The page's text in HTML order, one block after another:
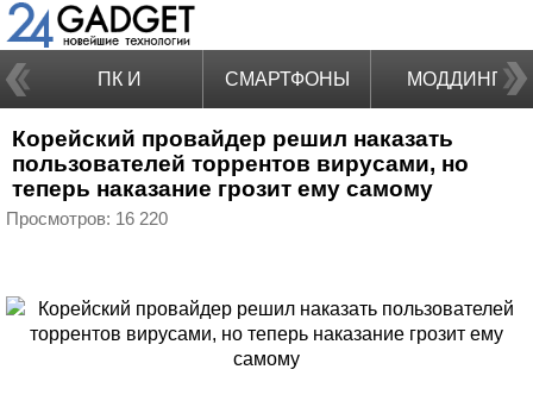
ПК И
НОУТБУКИ
СМАРТФОНЫ МОДДИНГ
Корейский провайдер решил наказать
пользователей торрентов вирусами, но
теперь наказание грозит ему самому
Просмотров: 16 220